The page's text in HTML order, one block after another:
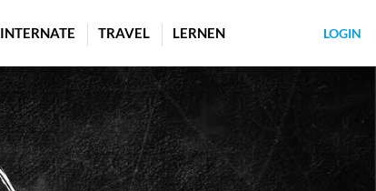
INTERNATE TRAVEL LERNEN LOGIN